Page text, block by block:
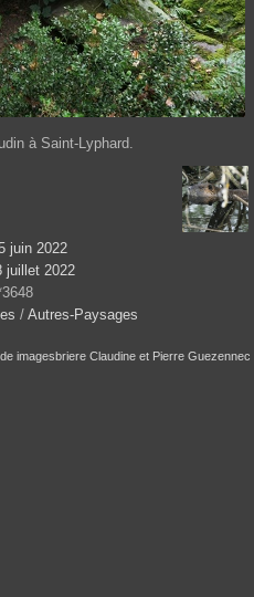
à Saint-Lyphard.
juin 2022
juillet 2022
/ Autres-Paysages
imagesbriere Claudine et Pierre Guezennec